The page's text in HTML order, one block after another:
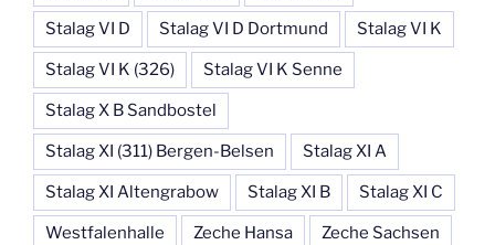
Stalag VI D Stalag VI D Dortmund Stalag VI K
Stalag VI K (326) Stalag VI K Senne
Stalag X B Sandbostel
Stalag XI (311) Bergen-Belsen Stalag XI A
Stalag XI Altengrabow Stalag XI B Stalag XI C
Westfalenhalle Zeche Hansa Zeche Sachsen